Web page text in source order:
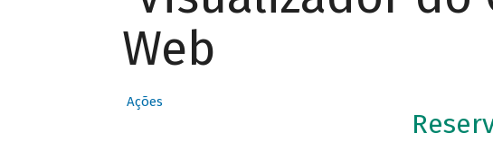
Web
Ações